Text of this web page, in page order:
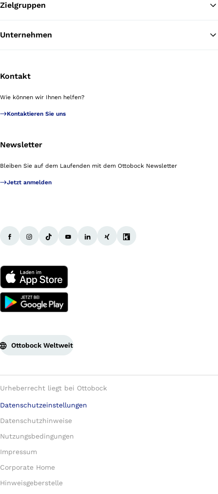
Zielgruppen
Unternehmen
Kontakt
Wie können wir Ihnen helfen?
Kontaktieren Sie uns
Newsletter
Bleiben Sie auf dem Laufenden mit dem Ottobock Newsletter
Jetzt anmelden
Ottobock Weltweit
Urheberrecht liegt bei Ottobock
Datenschutzeinstellungen
Datenschutzhinweise
Nutzungsbedingungen
Impressum
Corporate Home
Hinweisgeberstelle